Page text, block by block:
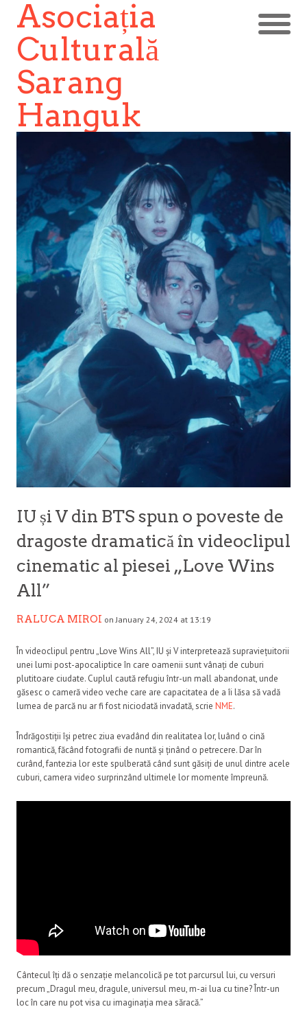
Asociația
Culturală
Sarang
Hanguk
IU și V din BTS spun o poveste de
dragoste dramatică în videoclipul
cinematic al piesei „Love Wins
All”
RALUCA MIROI on January 24, 2024 at 13:19
În videoclipul pentru „Love Wins All”, IU și V interpretează supraviețuitorii
unei lumi post-apocaliptice în care oamenii sunt vânați de cuburi
plutitoare ciudate. Cuplul caută refugiu într-un mall abandonat, unde
găsesc o cameră video veche care are capacitatea de a îi lăsa să vadă
lumea de parcă nu ar fi fost niciodată invadată, scrie NME.
Îndrăgostiții își petrec ziua evadând din realitatea lor, luând o cină
romantică, făcând fotografii de nuntă și ținând o petrecere. Dar în
curând, fantezia lor este spulberată când sunt găsiți de unul dintre acele
cuburi, camera video surprinzând ultimele lor momente împreună.
Cântecul îți dă o senzație melancolică pe tot parcursul lui, cu versuri
precum „Dragul meu, dragule, universul meu, m-ai lua cu tine? Într-un
loc în care nu pot visa cu imaginația mea săracă.”